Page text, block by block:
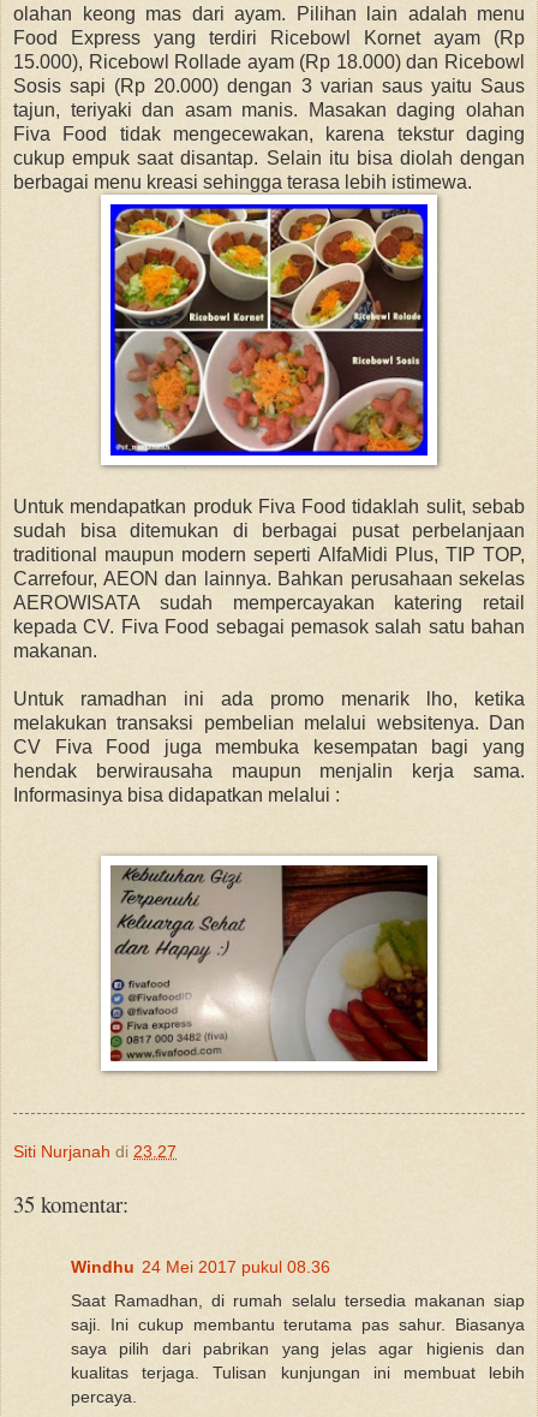
olahan keong mas dari ayam. Pilihan lain adalah menu
Food Express yang terdiri Ricebowl Kornet ayam (Rp
15.000), Ricebowl Rollade ayam (Rp 18.000) dan Ricebowl
Sosis sapi (Rp 20.000) dengan 3 varian saus yaitu Saus
tajun, teriyaki dan asam manis. Masakan daging olahan
Fiva Food tidak mengecewakan, karena tekstur daging
cukup empuk saat disantap. Selain itu bisa diolah dengan
berbagai menu kreasi sehingga terasa lebih istimewa.
Untuk mendapatkan produk Fiva Food tidaklah sulit, sebab
sudah bisa ditemukan di berbagai pusat perbelanjaan
traditional maupun modern seperti AlfaMidi Plus, TIP TOP,
Carrefour, AEON dan lainnya. Bahkan perusahaan sekelas
AEROWISATA sudah mempercayakan katering retail
kepada CV. Fiva Food sebagai pemasok salah satu bahan
makanan.
Untuk ramadhan ini ada promo menarik lho, ketika
melakukan transaksi pembelian melalui websitenya. Dan
CV Fiva Food juga membuka kesempatan bagi yang
hendak berwirausaha maupun menjalin kerja sama.
Informasinya bisa didapatkan melalui :
Siti Nurjanah di 23.27
35 komentar:
Windhu 24 Mei 2017 pukul 08.36
Saat Ramadhan, di rumah selalu tersedia makanan siap
saji. Ini cukup membantu terutama pas sahur. Biasanya
saya pilih dari pabrikan yang jelas agar higienis dan
kualitas terjaga. Tulisan kunjungan ini membuat lebih
percaya.